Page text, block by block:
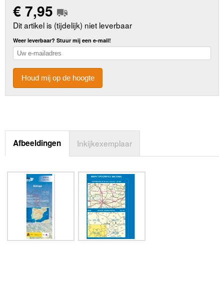
€7,95
Dit artikel is (tijdelijk) niet leverbaar
Weer leverbaar? Stuur mij een e-mail!
Houd mij op de hoogte
Afbeeldingen Inkijkexemplaar